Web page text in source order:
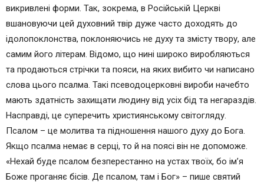
викривлені форми. Так, зокрема, в Російській Церкві
вшановуючи цей духовний твір дуже часто доходять до
ідолопоклонства, поклоняючись не духу та змісту твору, але
самим його літерам. Відомо, що нині широко виробляються
та продаються стрічки та пояси, на яких вибито чи написано
слова цього псалма. Такі псеводоцерковні вироби начебто
мають здатність захищати людину від усіх бід та негараздів.
Насправді, це суперечить християнському світогляду.
Псалом – це молитва та підношення нашого духу до Бога.
Якщо псалма немає в серці, то й на поясі він не допоможе.
«Нехай буде псалом безперестанно на устах твоїх, бо ім’я
Боже проганяє бісів. Де псалом, там і Бог» – пише святий